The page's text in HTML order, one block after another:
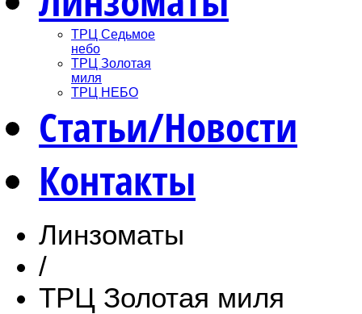
ТРЦ Седьмое
небо
ТРЦ Золотая
миля
ТРЦ НЕБО
Статьи/Новости
Контакты
Линзоматы
/
ТРЦ Золотая миля